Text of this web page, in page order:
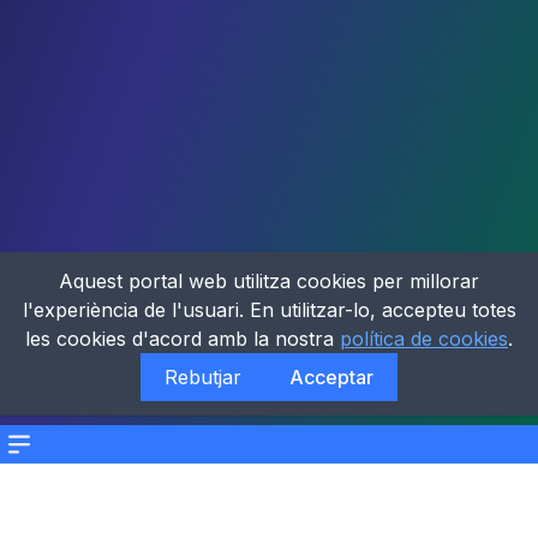
Menu
Aquest portal web utilitza cookies per millorar
l'experiència de l'usuari. En utilitzar-lo, accepteu totes
les cookies d'acord amb la nostra política de cookies.
Rebutjar
Acceptar